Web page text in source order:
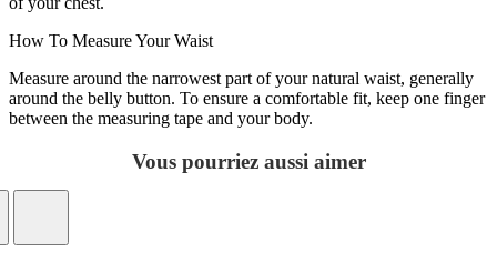
How To Measure Your Waist
Measure around the narrowest part of your natural waist, generally
around the belly button. To ensure a comfortable fit, keep one finger
between the measuring tape and your body.
Vous pourriez aussi aimer